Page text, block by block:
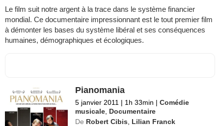
Le film suit notre argent à la trace dans le système financier
mondial. Ce documentaire impressionnant est le tout premier film
à démonter les bases du système libéral et ses conséquences
humaines, démographiques et écologiques.
Pianomania
5 janvier 2011 | 1h 33min | Comédie
musicale Documentaire
De Robert Cibis
Lilian Franck